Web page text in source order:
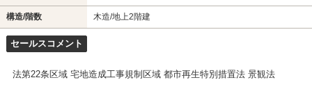
構造/階数 木造/地上2階建
セールスコメント
法第22条区域 宅地造成工事規制区域 都市再生特別措置法 景観法